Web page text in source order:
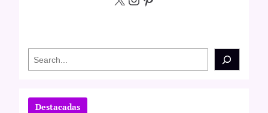
c
Destacadas